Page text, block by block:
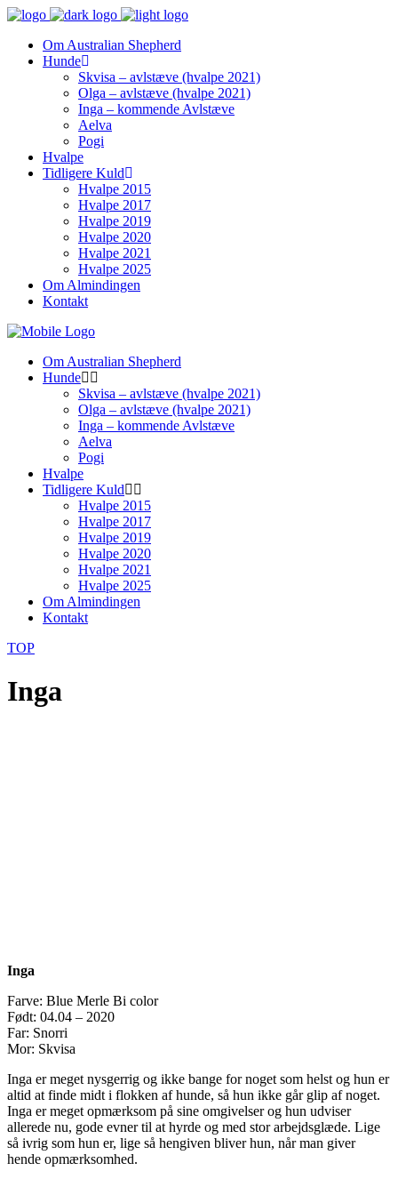
Om Australian Shepherd
Hunde
Skvisa – avlstæve (hvalpe 2021)
Olga – avlstæve (hvalpe 2021)
Inga – kommende Avlstæve
Aelva
Pogi
Hvalpe
Tidligere Kuld
Hvalpe 2015
Hvalpe 2017
Hvalpe 2019
Hvalpe 2020
Hvalpe 2021
Hvalpe 2025
Om Almindingen
Kontakt
Om Australian Shepherd
Hunde
Skvisa – avlstæve (hvalpe 2021)
Olga – avlstæve (hvalpe 2021)
Inga – kommende Avlstæve
Aelva
Pogi
Hvalpe
Tidligere Kuld
Hvalpe 2015
Hvalpe 2017
Hvalpe 2019
Hvalpe 2020
Hvalpe 2021
Hvalpe 2025
Om Almindingen
Kontakt
TOP
Inga
Inga
Farve: Blue Merle Bi color
Født: 04.04 – 2020
Far: Snorri
Mor: Skvisa
Inga er meget nysgerrig og ikke bange for noget som helst og hun er
altid at finde midt i flokken af hunde, så hun ikke går glip af noget.
Inga er meget opmærksom på sine omgivelser og hun udviser
allerede nu, gode evner til at hyrde og med stor arbejdsglæde. Lige
så ivrig som hun er, lige så hengiven bliver hun, når man giver
hende opmærksomhed.